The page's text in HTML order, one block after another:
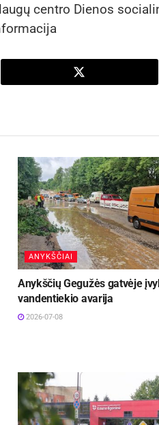
centro Dienos
ANYKŠČIAI
Anykščių Gegužės gatvėje
vandentiekio avarija
2026-07-08